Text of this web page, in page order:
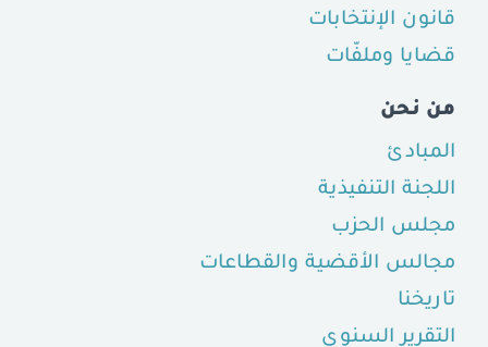
قانون الإنتخابات
قضايا وملفّات
من نحن
المبادئ
اللجنة التنفيذية
مجلس الحزب
مجالس الأقضية والقطاعات
تاريخنا
التقرير السنوي